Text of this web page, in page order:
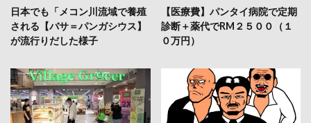
日本でも「メコン川流域で養殖
される【バサ＝パンガシウス】
が流行りだした様子
【医療費】パンタイ病院で定期
診断＋薬代でRM２５００（１
０万円）